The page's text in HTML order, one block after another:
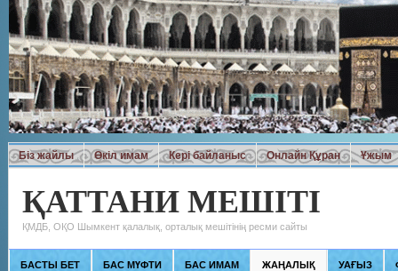
Біз жайлы Өкіл имам Кері байланыс Онлайн Құран Ұжым
ҚАТТАНИ МЕШІТІ
ҚМДБ, ОҚО Шымкент қалалық, орталық мешітінің ресми сайты
БАСТЫ БЕТ БАС МҮФТИ БАС ИМАМ ЖАҢАЛЫҚ УАҒЫЗ